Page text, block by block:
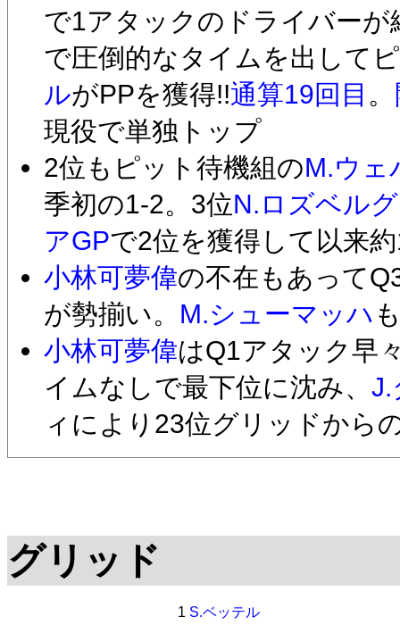
で1アタックのドライバー
で圧倒的なタイムを出して
ルがPPを獲得!!通算19回目 。
現役で単独トップ
2位もピット待機組のM.ウェ
季初の1-2。3位N.ロズベルグ
アGPで2位を獲得して以来
小林可夢偉の不在もあって
が勢揃い。 M.シューマッハ
小林可夢偉はQ1アタック早
イムなしで最下位に沈み、 J.
ィにより23位グリッドから
グリッド
1 S.ベッテル